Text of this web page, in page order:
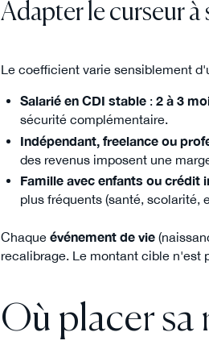
Adapter le curseur à
Le coefficient varie sensiblement
Salarié en CDI stable :2 à 3
sécurité complémentaire.
Indépendant, freelance ou
des revenus imposent une
Famille avec enfants ou crédit
plus fréquents (santé, scolarité,
Chaqueévénement de vie
recalibrage. Le montant cible n'est
Où placer sa